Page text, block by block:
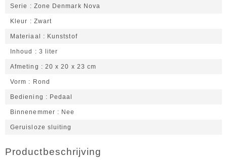
Serie Zone Denmark Nova
Kleur Zwart
Materiaal Kunststof
Inhoud 3 liter
Afmeting 20 x 20 x 23 cm
Vorm Rond
Bediening Pedaal
Binnenemmer Nee
Geruisloze sluiting
Productbeschrijving